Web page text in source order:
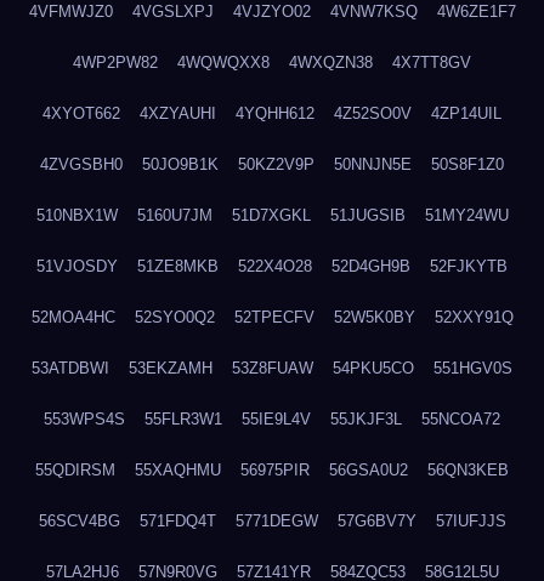
4VFMWJZ0 4VGSLXPJ 4VJZYO02 4VNW7KSQ 4W6ZE1F7
4WP2PW82 4WQWQXX8 4WXQZN38 4X7TT8GV
4XYOT662 4XZYAUHI 4YQHH612 4Z52SO0V 4ZP14UIL
4ZVGSBH0 50JO9B1K 50KZ2V9P 50NNJN5E 50S8F1Z0
510NBX1W 5160U7JM 51D7XGKL 51JUGSIB 51MY24WU
51VJOSDY 51ZE8MKB 522X4O28 52D4GH9B 52FJKYTB
52MOA4HC 52SYO0Q2 52TPECFV 52W5K0BY 52XXY91Q
53ATDBWI 53EKZAMH 53Z8FUAW 54PKU5CO 551HGV0S
553WPS4S 55FLR3W1 55IE9L4V 55JKJF3L 55NCOA72
55QDIRSM 55XAQHMU 56975PIR 56GSA0U2 56QN3KEB
56SCV4BG 571FDQ4T 5771DEGW 57G6BV7Y 57IUFJJS
57LA2HJ6 57N9R0VG 57Z141YR 584ZQC53 58G12L5U